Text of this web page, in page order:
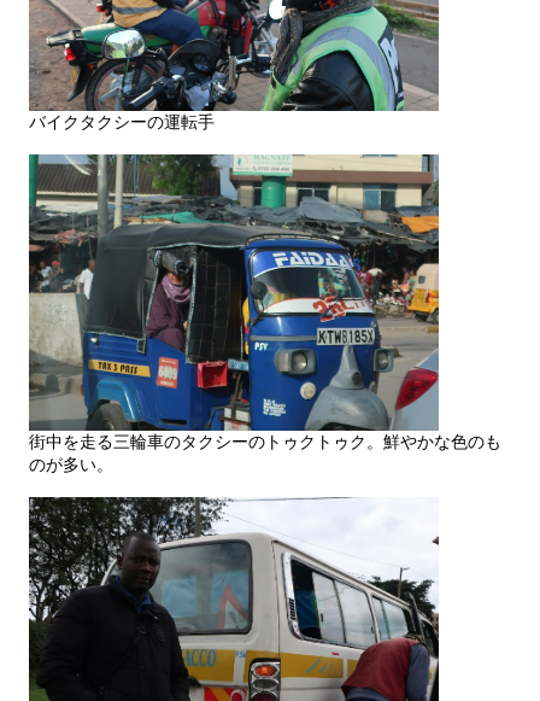
バイクタクシーの運転手
街中を走る三輪車のタクシーのトゥクトゥク。鮮やかな色のも
のが多い。